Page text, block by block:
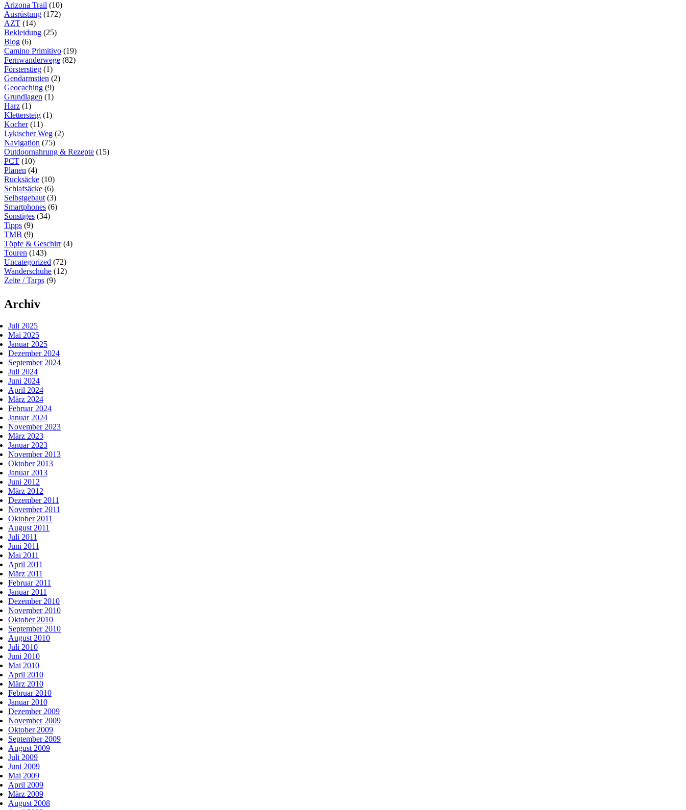
Arizona Trail (10)
Ausrüstung (172)
AZT (14)
Bekleidung (25)
Blog (6)
Camino Primitivo (19)
Fernwanderwege (82)
Försterstieg (1)
Gendarmstien (2)
Geocaching (9)
Grundlagen (1)
Harz (1)
Klettersteig (1)
Kocher(11)
Lykischer Weg (2)
Navigation (75)
Outdoornahrung & Rezepte (15)
PCT (10)
Planen (4)
Rucksäcke (10)
Schlafsäcke (6)
Selbstgebaut (3)
Smartphones (6)
Sonstiges (34)
Tipps (9)
TMB (9)
Töpfe & Geschirr(4)
Touren (143)
Uncategorized (72)
Wanderschuhe (12)
Zelte / Tarps (9)
Archiv
Juli 2025
Mai 2025
Januar 2025
Dezember 2024
September 2024
Juli 2024
Juni 2024
April 2024
März 2024
Februar 2024
Januar 2024
November 2023
März 2023
Januar 2023
November 2013
Oktober 2013
Januar 2013
Juni 2012
März 2012
Dezember 2011
November 2011
Oktober 2011
August 2011
Juli 2011
Juni 2011
Mai 2011
April 2011
März 2011
Februar 2011
Januar 2011
Dezember 2010
November 2010
Oktober 2010
September 2010
August 2010
Juli 2010
Juni 2010
Mai 2010
April 2010
März 2010
Februar 2010
Januar 2010
Dezember 2009
November 2009
Oktober 2009
September 2009
August 2009
Juli 2009
Juni 2009
Mai 2009
April 2009
März 2009
August 2008